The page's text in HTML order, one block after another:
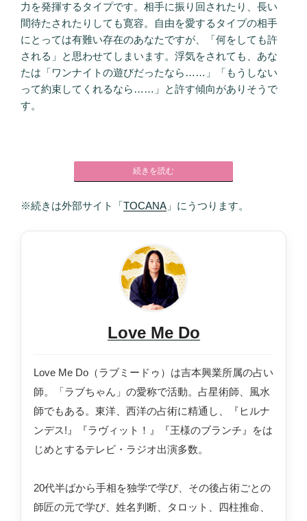
力を発揮するタイプです。相手に振り回されたり、長い
間待たされたりしても寛容。自由を愛するタイプの相手
にとっては有難い存在のあなたですが、「何をしても許
される」と思わせてしまいます。浮気をされても、あな
たは「ワンナイトの遊びだったなら……」「もうしない
って約束してくれるなら……」と許す傾向がありそうで
す。
続きを読む
※続きは外部サイト「TOCANA 」にうつります。
Love Me Do
Love Me Do（ラブミードゥ）は吉本興業所属の占い
師。「ラブちゃん」の愛称で活動。占星術師、風水
師でもある。東洋、西洋の占術に精通し、『ヒルナ
ンデス!』『ラヴィット！』『王様のブランチ』をは
じめとするテレビ・ラジオ出演多数。
20代半ばから手相を独学で学び、その後占術ごとの
師匠の元で学び、姓名判断、タロット、四柱推命、